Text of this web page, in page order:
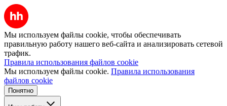
Мы используем файлы cookie, чтобы обеспечивать
правильную работу нашего веб-сайта и анализировать сетевой
трафик.
Правила использования файлов cookie
Мы используем файлы cookie. Правила использования
файлов cookie
Понятно